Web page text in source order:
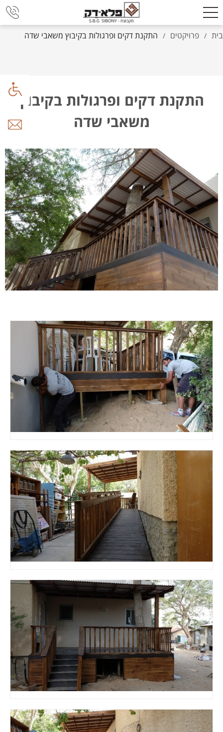
בית / פרויקטים / התקנת דקים ופרגולות בקיבוץ משאבי שדה
התקנת דקים ופרגולות בקיבוץ
משאבי שדה